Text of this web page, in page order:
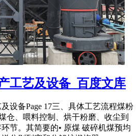
工艺及设备_百度文库
设备Page 17三、具体工艺流程煤粉
仓、喂料控制、烘干粉磨、收尘到
节。其简要的• 原煤 破碎机煤预均